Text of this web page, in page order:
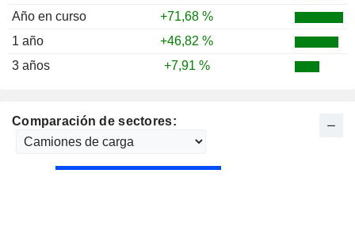
Año en curso
+71,68 %
1 año
+46,82 %
3 años
+7,91 %
Comparación de sectores: